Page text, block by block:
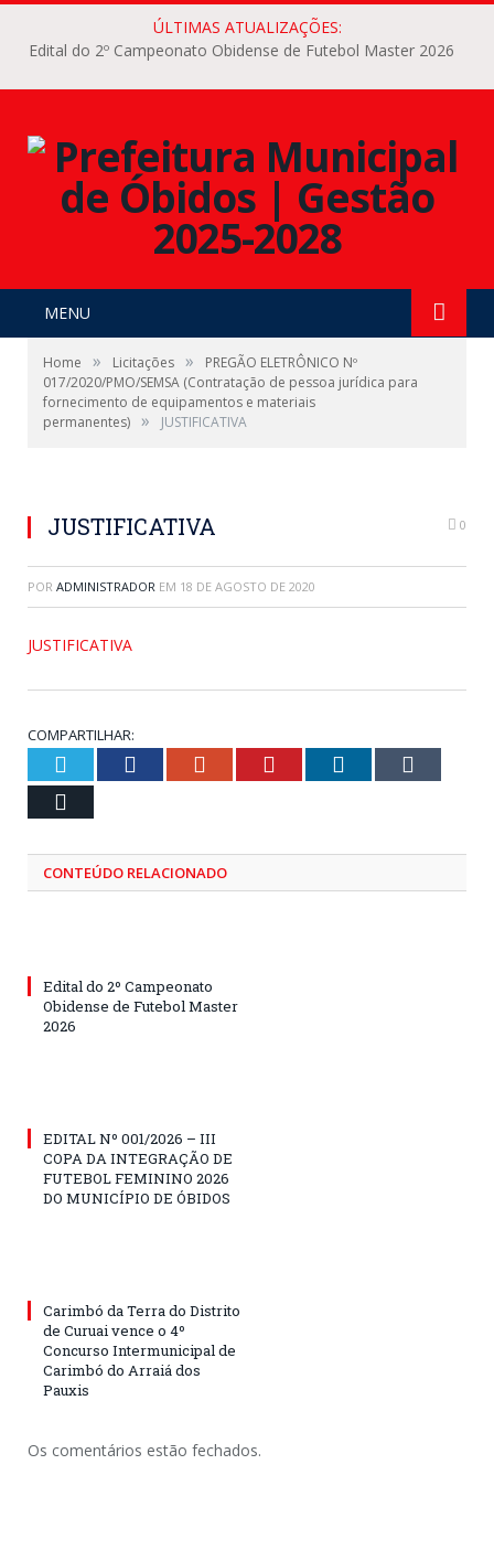
ÚLTIMAS ATUALIZAÇÕES:
Edital do 2º Campeonato Obidense de Futebol Master 2026
MENU
Home » Licitações »
PREGÃO ELETRÔNICO Nº
017/2020/PMO/SEMSA (Contratação de pessoa jurídica para
fornecimento de equipamentos e materiais
permanentes) » JUSTIFICATIVA
JUSTIFICATIVA 0
POR ADMINISTRADOR EM 18 DE AGOSTO DE 2020
JUSTIFICATIVA
COMPARTILHAR:
Twitter Facebook Google+ Pinterest LinkedIn
CONTEÚDO RELACIONADO
Edital do 2º Campeonato
Obidense de Futebol Master
2026
EDITAL Nº 001/2026 – III
COPA DA INTEGRAÇÃO DE
FUTEBOL FEMININO 2026
DO MUNICÍPIO DE ÓBIDOS
Carimbó da Terra do Distrito
de Curuai vence o 4º
Concurso Intermunicipal de
Carimbó do Arraiá dos
Pauxis
Os comentários estão fechados.